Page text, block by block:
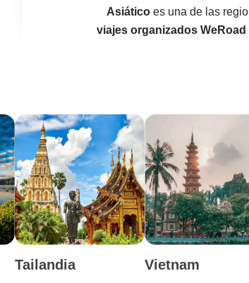
Asiáticoes una de las
viajes organizados
Tailandia Vietnam